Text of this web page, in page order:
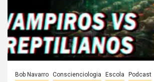
Bob Navarro Conscienciologia Escola Podcast